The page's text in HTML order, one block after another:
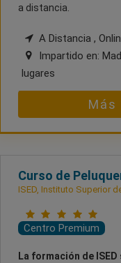
a distancia.
A Distancia ,
Impartido en:
lugares
Más
Curso de
ISED, Instituto Superior
Centro Premium
La formación de